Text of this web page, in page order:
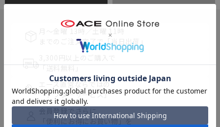
月～金曜 13時／土曜 11時
までのご注文完了で「当日出荷」
「送料無料」
エース直営ならではの
「アフターサービス」
会員登録でさらに
「便利にお得にお買い物」を